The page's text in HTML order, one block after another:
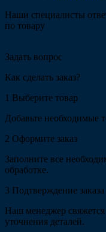
Наши специалисты
по товару
Задать вопрос
Как сделать заказ?
1 Выберите товар
Добавьте необходимые
2 Оформите заказ
Заполните все
обработке.
3 Подтверждение заказа
Наш менеджер
уточнения деталей.